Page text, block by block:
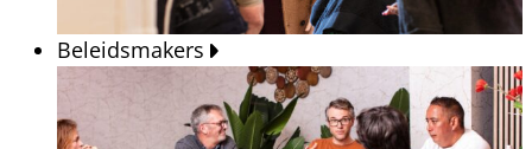
Beleidsmakers